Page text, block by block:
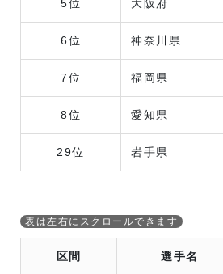
5位 大阪府
6位 神奈川県
7位 福岡県
8位 愛知県
29位 岩手県
区間 選手名